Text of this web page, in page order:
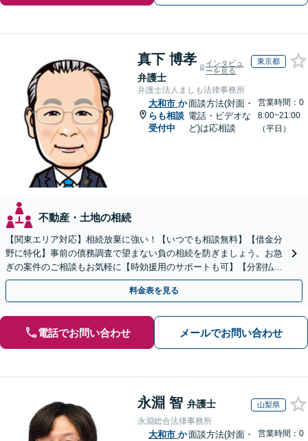
真下 博孝
弁護士
インタビュ
ーを見る
東京都
弁護士法人ましも法律事務所
大和市 か
らも相談
受付中
面談方法(対面・
電話・ビデオな
ど)は応相談
営業時間：0
8:00~21:00
（平日）
不動産・土地の相続
【関東エリア対応】相続放棄に強い！【いつでも相談無料】【借金分
野に特化】事前の債務調査で望まない負の相続を防ぎましょう。お急
ぎの案件のご相談もお気軽に【時効援用のサポートも可】【分割払い
利用可】【休日電話相談可能】
料金表を見る
電話でお問い合わせ メールでお問い合わせ
永淵 智 弁護士 山梨県
永淵総合法律事務所
大和市 か面談方法(対面・
営業時間：0